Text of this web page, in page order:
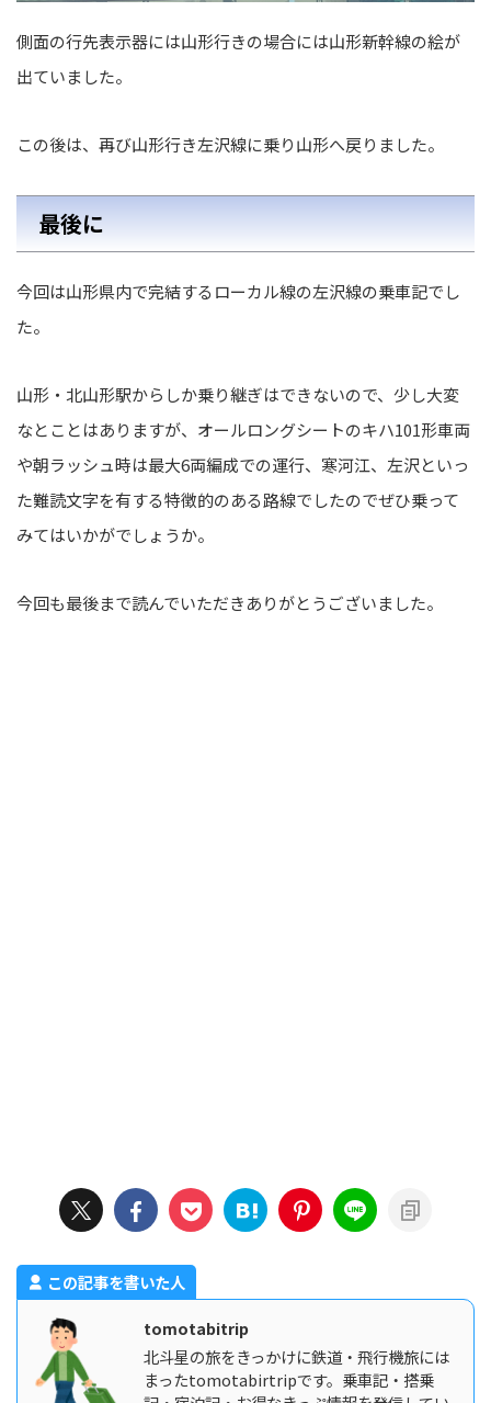
側面の行先表示器には山形行きの場合には山形新幹線の絵が
出ていました。
この後は、再び山形行き左沢線に乗り山形へ戻りました。
最後に
今回は山形県内で完結するローカル線の左沢線の乗車記でし
た。
山形・北山形駅からしか乗り継ぎはできないので、少し大変
なとことはありますが、オールロングシートのキハ101形車両
や朝ラッシュ時は最大6両編成での運行、寒河江、左沢といっ
た難読文字を有する特徴的のある路線でしたのでぜひ乗って
みてはいかがでしょうか。
今回も最後まで読んでいただきありがとうございました。
この記事を書いた人
tomotabitrip
北斗星の旅をきっかけに鉄道・飛行機旅には
まったtomotabirtripです。乗車記・搭乗